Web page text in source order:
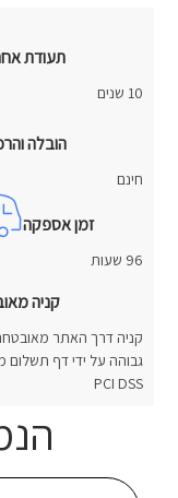
תעודת
10 שנים
הובלה
חינם
זמן אספקה
96 שעות
קניה
קניה דרך האתר
גבוהה על ידי דף תשלום
PCI DSS